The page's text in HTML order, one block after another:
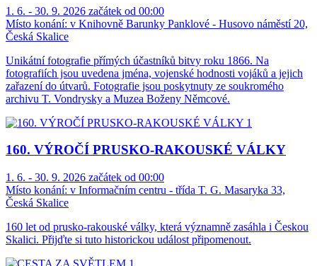
1. 6. - 30. 9. 2026 začátek od 00:00
Místo konání: v Knihovně Barunky Panklové - Husovo náměstí 20,
Česká Skalice
Unikátní fotografie přímých účastníků bitvy roku 1866. Na
fotografiích jsou uvedena jména, vojenské hodnosti vojáků a jejich
zařazení do útvarů. Fotografie jsou poskytnuty ze soukromého
archivu T. Vondrysky a Muzea Boženy Němcové.
160. VÝROČÍ PRUSKO-RAKOUSKÉ VÁLKY
1. 6. - 30. 9. 2026 začátek od 00:00
Místo konání: v Informačním centru - třída T. G. Masaryka 33,
Česká Skalice
160 let od prusko-rakouské války, která významně zasáhla i Českou
Skalici. Přijďte si tuto historickou událost připomenout.